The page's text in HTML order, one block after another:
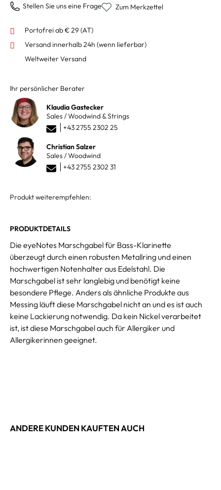
Stellen Sie uns eine Frage Zum Merkzettel
Portofrei ab € 29 (AT)
Versand innerhalb 24h (wenn lieferbar)
Weltweiter Versand
Ihr persönlicher Berater
Klaudia Gastecker
Sales / Woodwind & Strings
+43 2755 2302 25
Christian Salzer
Sales / Woodwind
+43 2755 2302 31
Produkt weiterempfehlen:
PRODUKTDETAILS
Die eyeNotes Marschgabel für Bass-Klarinette
überzeugt durch einen robusten Metallring und einen
hochwertigen Notenhalter aus Edelstahl. Die
Marschgabel ist sehr langlebig und benötigt keine
besondere Pflege. Anders als ähnliche Produkte aus
Messing läuft diese Marschgabel nicht an und es ist auch
keine Lackierung notwendig. Da kein Nickel verarbeitet
ist, ist diese Marschgabel auch für Allergiker und
Allergikerinnen geeignet.
ANDERE KUNDEN KAUFTEN AUCH